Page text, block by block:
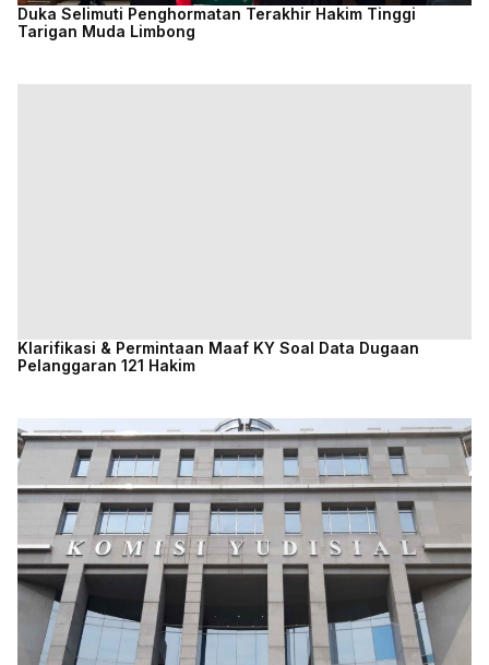
Duka Selimuti Penghormatan Terakhir Hakim Tinggi
Tarigan Muda Limbong
Klarifikasi & Permintaan Maaf KY Soal Data Dugaan
Pelanggaran 121 Hakim